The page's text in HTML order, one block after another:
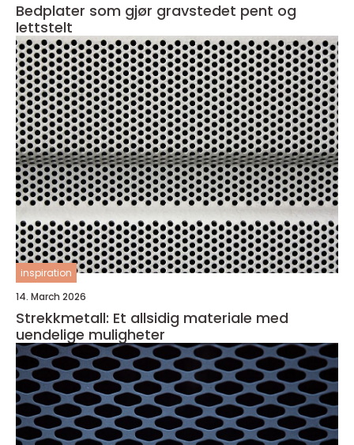
Bedplater som gjør gravstedet pent og
lettstelt
inspiration
14. March 2026
Strekkmetall: Et allsidig materiale med
uendelige muligheter